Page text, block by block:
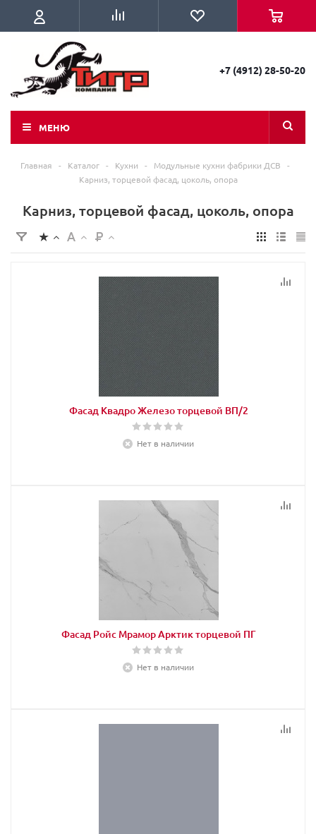
+7 (4912) 28-50-20
МЕНЮ
Главная - Каталог - Кухни - Модульные кухни фабрики ДСВ
-
Карниз, торцевой фасад, цоколь, опора
Карниз, торцевой фасад, цоколь, опора
Фасад Квадро Железо торцевой ВП/2
Нет в наличии
Фасад Ройс Мрамор Арктик торцевой ПГ
Нет в наличии